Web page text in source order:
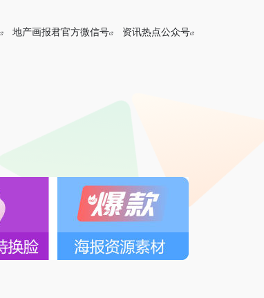
地产画报君官方微信号 资讯热点公众号